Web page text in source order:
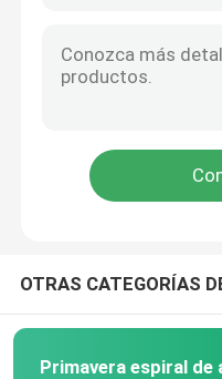
Puntal bloqueable
OTRAS CATEGORÍAS
Primavera espiral de